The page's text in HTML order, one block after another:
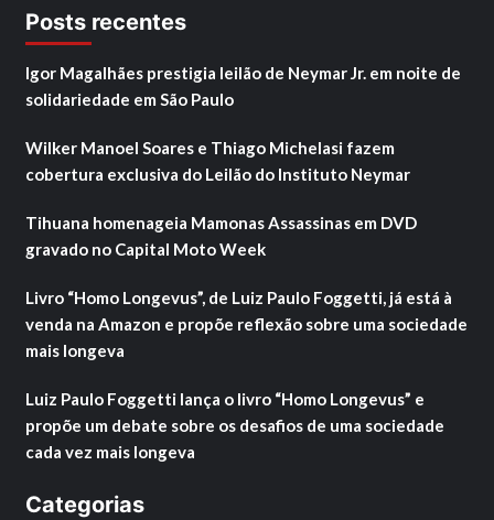
Posts recentes
Igor Magalhães prestigia leilão de Neymar Jr. em noite de
solidariedade em São Paulo
Wilker Manoel Soares e Thiago Michelasi fazem
cobertura exclusiva do Leilão do Instituto Neymar
Tihuana homenageia Mamonas Assassinas em DVD
gravado no Capital Moto Week
Livro “Homo Longevus”, de Luiz Paulo Foggetti, já está à
venda na Amazon e propõe reflexão sobre uma sociedade
mais longeva
Luiz Paulo Foggetti lança o livro “Homo Longevus” e
propõe um debate sobre os desafios de uma sociedade
cada vez mais longeva
Categorias